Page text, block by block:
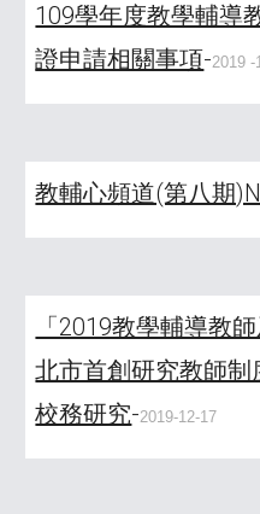
109學年度教學輔導
證申請相關事項-2019 -
教輔心頻道(第八期
「2019教學輔導教
北市首創研究教師
校務研究-2019-12-17